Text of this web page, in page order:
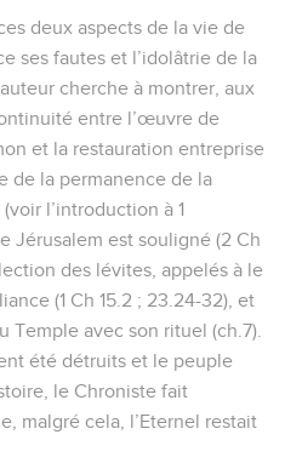
deux aspects de la vie de
ses fautes et l’idolâtrie de la
cherche à montrer, aux
entre l’œuvre de
et la restauration entreprise
de la permanence de la
l’introduction à 1
Jérusalem est souligné (2 Ch
des lévites, appelés à le
(1 Ch 15.2 ; 23.24-32), et
Temple avec son rituel (ch.7).
été détruits et le peuple
le Chroniste fait
malgré cela, l’Eternel restait